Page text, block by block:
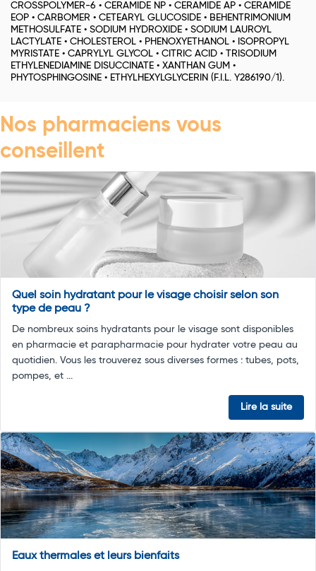
CROSSPOLYMER-6 • CERAMIDE NP • CERAMIDE AP • CERAMIDE
EOP • CARBOMER • CETEARYL GLUCOSIDE • BEHENTRIMONIUM
METHOSULFATE • SODIUM HYDROXIDE • SODIUM LAUROYL
LACTYLATE • CHOLESTEROL • PHENOXYETHANOL • ISOPROPYL
MYRISTATE • CAPRYLYL GLYCOL • CITRIC ACID • TRISODIUM
ETHYLENEDIAMINE DISUCCINATE • XANTHAN GUM •
PHYTOSPHINGOSINE • ETHYLHEXYLGLYCERIN (F.I.L. Y286190/1).
Nos pharmaciens vous
conseillent
Quel soin hydratant pour le visage choisir selon son
type de peau ?
De nombreux soins hydratants pour le visage sont disponibles
en pharmacie et parapharmacie pour hydrater votre peau au
quotidien. Vous les trouverez sous diverses formes : tubes, pots,
pompes, et ...
Lire la suite
Eaux thermales et leurs bienfaits